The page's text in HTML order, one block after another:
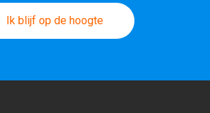
Ik blijf op de hoogte